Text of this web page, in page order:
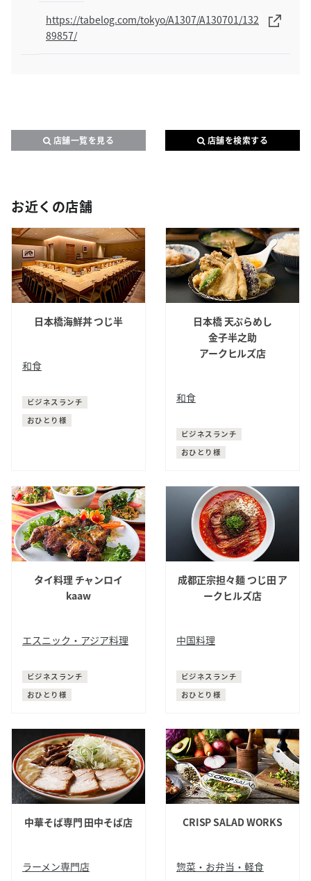
サイト内検索
https://tabelog.com/tokyo/A1307/A130701/132
89857/
店舗一覧を見る 店舗を検索する
お近くの店舗
日本橋海鮮丼 つじ半
和食
ビジネスランチ
おひとり様
日本橋 天ぷらめし
金子半之助
アークヒルズ店
和食
ビジネスランチ
おひとり様
タイ料理 チャンロイ
kaaw
エスニック・アジア料理
ビジネスランチ
おひとり様
成都正宗担々麺 つじ田 ア
ークヒルズ店
中国料理
ビジネスランチ
おひとり様
中華そば専門 田中そば店
ラーメン専門店
CRISP SALAD WORKS
惣菜・お弁当・軽食